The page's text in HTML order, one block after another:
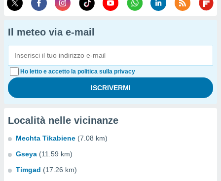
Il meteo via e-mail
Ho letto e accetto la politica sulla privacy
Località nelle vicinanze
Mechta Tikabiene (7.08 km)
Gseya (11.59 km)
Timgad (17.26 km)